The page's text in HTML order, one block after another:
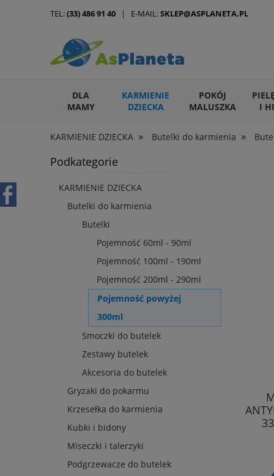
DLA
MAMY
KARMIENIE
DZIECKA
POKÓJ
MALUSZKA
I
ARTYKUŁY DLA ZWIERZĄT
KARMIENIE DZIECKA » Butelki do karmienia »
TEL:(33) 486 91 40 | E-MAIL:SKLEP@ASPLANETA.PL
Podkategorie
KARMIENIE DZIECKA
Butelki do karmienia
Butelki
Pojemność 60ml - 90ml
Pojemność 100ml - 190ml
Pojemność 200ml - 290ml
Pojemność powyżej
300ml
Smoczki do butelek
Zestawy butelek
Akcesoria do butelek
Gryzaki do pokarmu
Krzesełka do karmienia
Kubki i bidony
Miseczki i talerzyki
Podgrzewacze do butelek